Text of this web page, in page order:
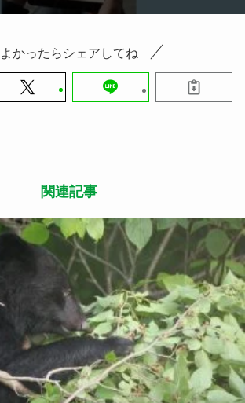
よかったらシェアしてね
関連記事